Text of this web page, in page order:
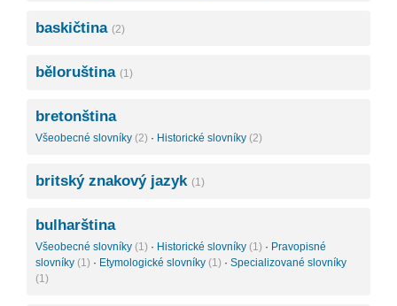
baskičtina (2)
běloruština (1)
bretonština
Všeobecné slovníky (2) · Historické slovníky (2)
britský znakový jazyk (1)
bulharština
Všeobecné slovníky (1) · Historické slovníky (1) · Pravopisné
slovníky (1) · Etymologické slovníky (1) · Specializované slovníky
(1)